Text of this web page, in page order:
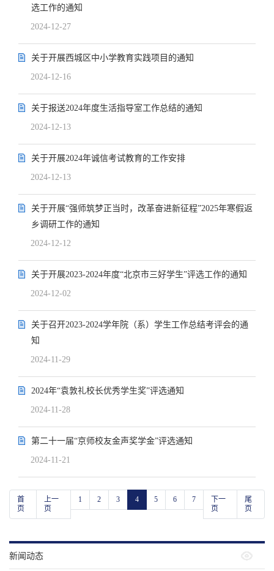
选工作的通知
2024-12-27
关于开展西城区中小学教育实践项目的通知
2024-12-16
关于报送2024年度生活指导室工作总结的通知
2024-12-13
关于开展2024年诚信考试教育的工作安排
2024-12-13
关于开展“强师筑梦正当时，改革奋进新征程”2025年寒假返
乡调研工作的通知
2024-12-12
关于开展2023-2024年度“北京市三好学生”评选工作的通知
2024-12-02
关于召开2023-2024学年院（系）学生工作总结考评会的通
知
2024-11-29
2024年“袁敦礼校长优秀学生奖”评选通知
2024-11-28
第二十一届“京师校友金声奖学金”评选通知
2024-11-21
首
页
上一
页
1 2 3 4 5 6 7
下一
页
尾
页
新闻动态